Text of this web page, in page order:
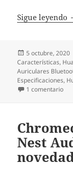
Sigue leyendo
Publicado
el
5 octubre, 2020
Características,
Auriculares
Especificaciones,
1 comentarioen
Nest